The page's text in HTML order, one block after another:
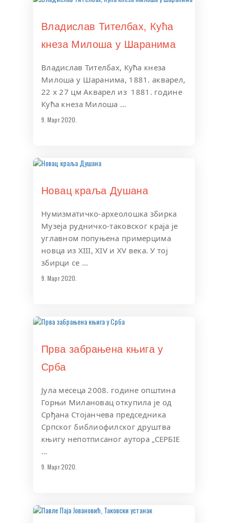
Владислав Тителбах, Кућа
кнеза Милоша у Шаранима
Владислав Тителбах, Кућа кнеза
Милоша у Шаранима, 1881. акварел,
22 х 27 цм Акварел из 1881. године
Кућа кнеза Милоша …
9. Март 2020.
Новац краља Душана
Нумизматичко-археолошка збирка
Музеја рудничко-таковског краја је
углавном попуњена примерцима
новца из XIII, XIV и XV века. У тој
збирци се …
9. Март 2020.
Прва забрањена књига у
Срба
Јула месеца 2008. године општина
Горњи Милановац откупила је од
Срђана Стојанчева председника
Српског библиофилског друштва
књигу непотписаног аутора „СEРБIЕ
…
9. Март 2020.